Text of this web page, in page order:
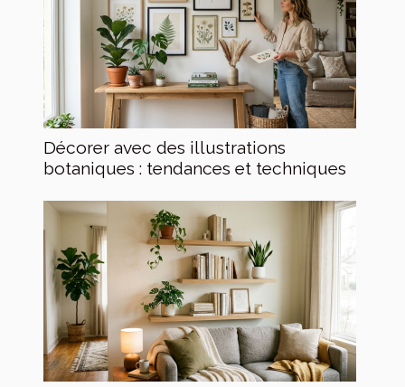
Décorer avec des illustrations
botaniques : tendances et techniques